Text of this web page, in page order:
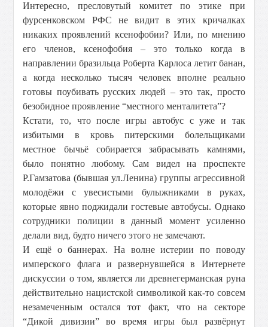
Интересно, пресловутый комитет по этике при
фурсенковском РФС не видит в этих кричалках
никаких проявлений ксенофобии? Или, по мнению
его членов, ксенофобия – это только когда в
направлении бразильца Роберта Карлоса летит банан,
а когда несколько тысяч человек вполне реально
готовы поубивать русских людей – это так, просто
безобидное проявление “местного менталитета”?
Кстати, то, что после игры автобус с уже и так
избитыми в кровь питерскими болельщиками
местное бычьё собирается забрасывать камнями,
было понятно любому. Сам видел на проспекте
Р.Гамзатова (бывшая ул.Ленина) группы агрессивной
молодёжи с увесистыми булыжниками в руках,
которые явно поджидали гостевые автобусы. Однако
сотрудники полиции в данный момент усиленно
делали вид, будто ничего этого не замечают.
И ещё о баннерах. На волне истерии по поводу
имперского флага и развернувшейся в Интернете
дискуссии о том, является ли древнегерманская руна
действительно нацистской символикой как-то совсем
незамеченным остался тот факт, что на секторе
“Дикой дивизии” во время игры был развёрнут